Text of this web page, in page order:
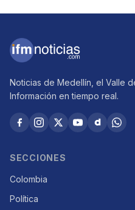
Noticias de Medellín, el Valle
Información en tiempo real.
SECCIONES
Colombia
Política